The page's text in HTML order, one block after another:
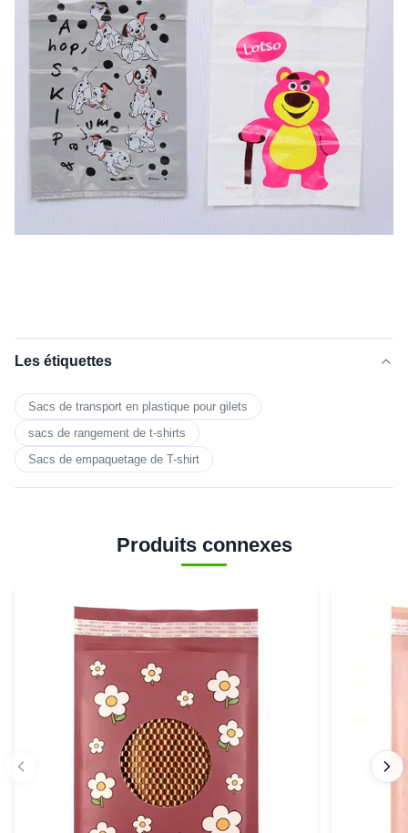
Les étiquettes
Sacs de transport en plastique pour gilets
sacs de rangement de t-shirts
Sacs de empaquetage de T-shirt
Produits connexes